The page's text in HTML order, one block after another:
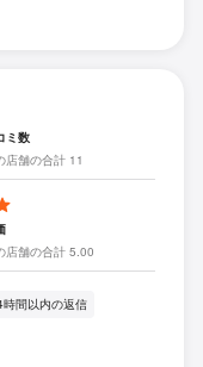
ミ数
店舗の合計 11
店舗の合計 5.00
時間以内の返信